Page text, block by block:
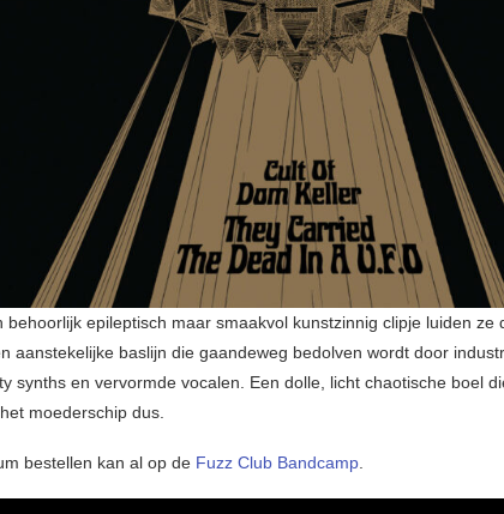
behoorlijk epileptisch maar smaakvol kunstzinnig clipje luiden ze
aanstekelijke baslijn die gaandeweg bedolven wordt door
synths en vervormde vocalen. Een dolle, licht chaotische boel
moederschip dus.
bestellen kan al op de Fuzz Club Bandcamp.